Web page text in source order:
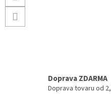
Doprava ZDARMA
Doprava tovaru od